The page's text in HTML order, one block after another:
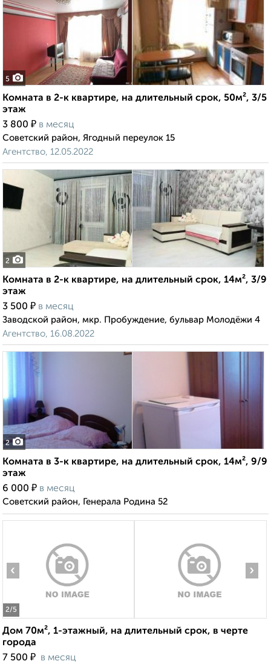
5
Комната в 2-к квартире, на длительный срок, 50м², 3/5
этаж
3 800 ₽ в месяц
Советский район, Ягодный переулок 15
Агентство, 12.05.2022
2
Комната в 2-к квартире, на длительный срок, 14м², 3/9
этаж
3 500 ₽ в месяц
Заводской район, мкр. Пробуждение, бульвар Молодёжи 4
Агентство, 16.08.2022
2
Комната в 3-к квартире, на длительный срок, 14м², 9/9
этаж
6 000 ₽ в месяц
Советский район, Генерала Родина 52
2/5
‹ ›
Дом 70м², 1-этажный, на длительный срок, в черте
города
7 500 ₽ в месяц